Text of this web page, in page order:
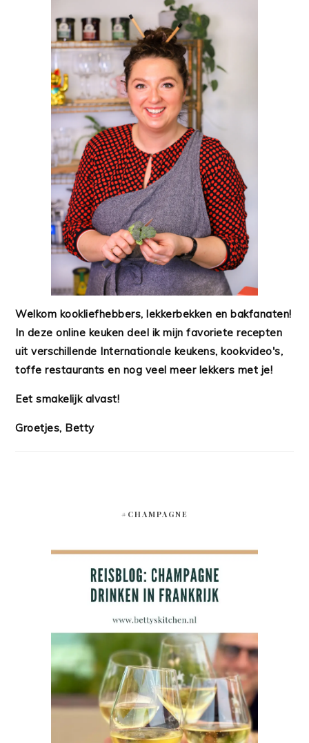
Welkom kookliefhebbers, lekkerbekken en bakfanaten!
In deze online keuken deel ik mijn favoriete recepten
uit verschillende Internationale keukens, kookvideo's,
toffe restaurants en nog veel meer lekkers met je!
Eet smakelijk alvast!
Groetjes, Betty
#CHAMPAGNE